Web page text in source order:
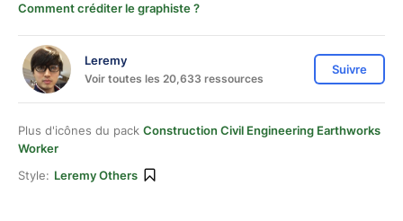
Comment créditer le graphiste ?
Leremy
Voir toutes les 20,633 ressources
Suivre
Plus d'icônes du pack Construction Civil Engineering Earthworks
Worker
Style: Leremy Others